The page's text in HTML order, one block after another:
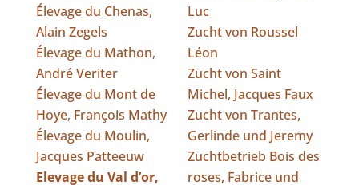
Élevage du Chenas,
Alain Zegels
Élevage du Mathon,
André Veriter
Élevage du Mont de
Hoye, François Mathy
Élevage du Moulin,
Jacques Patteeuw
Elevage du Val d’or,
Luc
Zucht von Roussel
Léon
Zucht von Saint
Michel, Jacques Faux
Zucht von Trantes,
Gerlinde und Jeremy
Zuchtbetrieb Bois des
roses, Fabrice und